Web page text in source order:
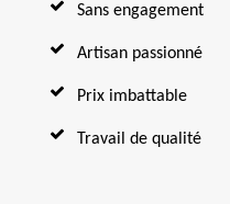
Sans engagement
Artisan passionné
Prix imbattable
Travail de qualité